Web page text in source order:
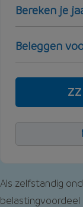
Als zelfstandig
Bereken je
Beleggen